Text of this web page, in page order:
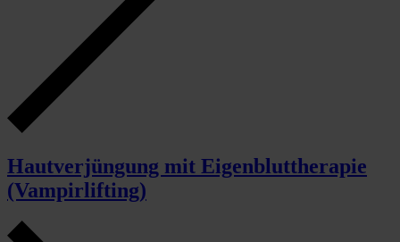
Hautverjüngung mit Eigenbluttherapie
(Vampirlifting)